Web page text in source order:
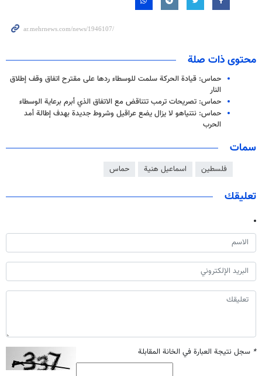
محتوى ذات صلة
حماس: قيادة الحركة سلمت للوسطاء ردها على مقترح اتفاق وقف إطلاق
النار
حماس: تصريحات ترمب تتناقض مع الاتفاق الذي أبرم برعاية الوسطاء
حماس: نتنياهو لا يزال يضع عراقيل وشروط جديدة بهدف إطالة أمد
الحرب
سمات
فلسطين اسماعيل هنية حماس
تعليقك
* سجل نتيجة العبارة في الخانة المقابلة